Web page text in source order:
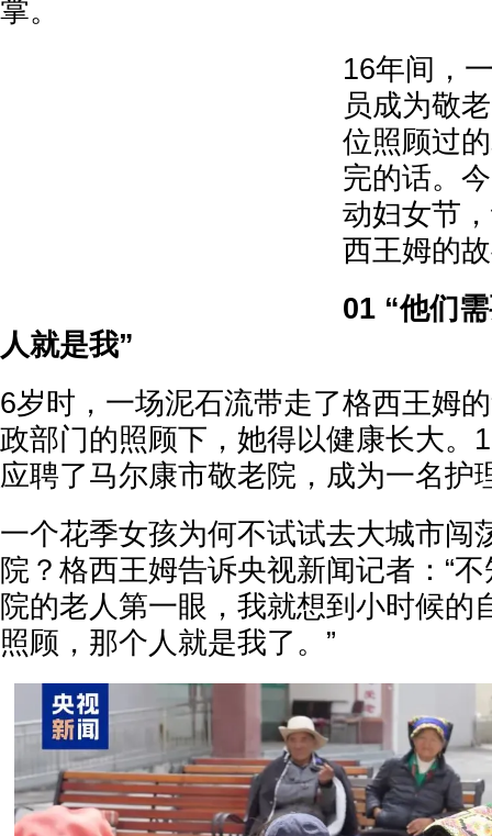
掌。
16年间，
员成为敬
位照顾过
完的话。
动妇女节
西王姆的
01 “他们
人就是我”
6岁时，一场泥石流带走了格西王姆
政部门的照顾下，她得以健康长大。
应聘了马尔康市敬老院，成为一名护
一个花季女孩为何不试试去大城市闯
院？格西王姆告诉央视新闻记者：“
院的老人第一眼，我就想到小时候的
照顾，那个人就是我了。”